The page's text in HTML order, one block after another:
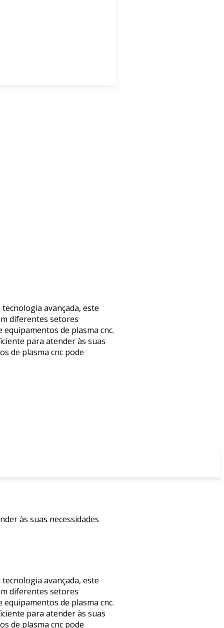
avançada, este
diferentes setores
de plasma cnc.
para atender às suas
de plasma cnc pode
às suas necessidades
avançada, este
diferentes setores
de plasma cnc.
para atender às suas
de plasma cnc pode